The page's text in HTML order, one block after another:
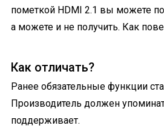
пометкой HDMI 2.1 вы можете
а можете и не получить. Как
Как отличать?
Ранее обязательные функции
Производитель должен
поддерживает.